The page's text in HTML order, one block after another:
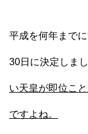
平成を何年まで
30日に決定しまし
い天皇が即位こ
ですよね。